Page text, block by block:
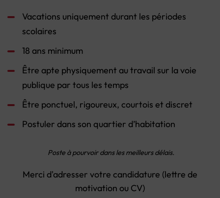
Vacations uniquement durant les périodes
scolaires
18 ans minimum
Être apte physiquement au travail sur la voie
publique par tous les temps
Être ponctuel, rigoureux, courtois et discret
Postuler dans son quartier d’habitation
Poste à pourvoir dans les meilleurs délais.
Merci d'adresser votre candidature (lettre de
motivation ou CV)